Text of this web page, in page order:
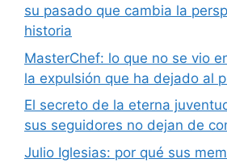
su pasado que cambia la
historia
MasterChef: lo que no se vio
la expulsión que ha dejado al
El secreto de la eterna
sus seguidores no dejan de
Julio Iglesias: por qué sus